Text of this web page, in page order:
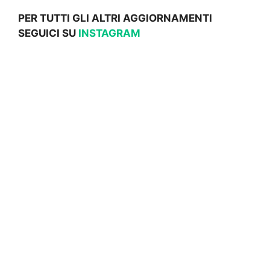
PER TUTTI GLI ALTRI AGGIORNAMENTI
SEGUICI SU INSTAGRAM